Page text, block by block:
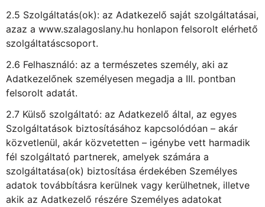
2.5 Szolgáltatás(ok): az Adatkezelő saját szolgáltatásai,
azaz a www.szalagoslany.hu honlapon felsorolt elérhető
szolgáltatáscsoport.
2.6 Felhasználó: az a természetes személy, aki az
Adatkezelőnek személyesen megadja a III. pontban
felsorolt adatát.
2.7 Külső szolgáltató: az Adatkezelő által, az egyes
Szolgáltatások biztosításához kapcsolódóan – akár
közvetlenül, akár közvetetten – igénybe vett harmadik
fél szolgáltató partnerek, amelyek számára a
szolgáltatása(ok) biztosítása érdekében Személyes
adatok továbbításra kerülnek vagy kerülhetnek, illetve
akik az Adatkezelő részére Személyes adatokat